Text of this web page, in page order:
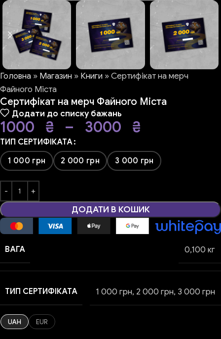
Головна » Магазин » Книги »Сертифікат на мерч
Файного Міста
Сертифікат на мерч Файного Міста
Додати до списку бажань
1000 ₴ – 3000 ₴
ТИП СЕРТИФІКАТА
1 000 грн
2 000 грн 3 000 грн
ДОДАТИ В КОШИК
ВАГА 0,100 кг
ТИП СЕРТИФІКАТА 1 000 грн, 2 000 грн, 3 000 грн
UAH EUR